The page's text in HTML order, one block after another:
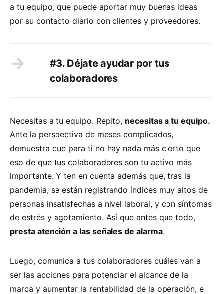
a tu equipo, que puede aportar muy buenas ideas
por su contacto diario con clientes y proveedores.
#3. Déjate ayudar por tus
colaboradores
Necesitas a tu equipo. Repito, necesitas a tu equipo.
Ante la perspectiva de meses complicados,
demuestra que para ti no hay nada más cierto que
eso de que tus colaboradores son tu activo más
importante. Y ten en cuenta además que, tras la
pandemia, se están registrando índices muy altos de
personas insatisfechas a nivel laboral, y con síntomas
de estrés y agotamiento. Así que antes que todo,
presta atención a las señales de alarma.
Luego, comunica a tus colaboradores cuáles van a
ser las acciones para potenciar el alcance de la
marca y aumentar la rentabilidad de la operación, e